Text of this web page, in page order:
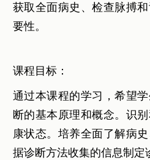
获取全面病史、检查脉搏
要性。
课程目标：
通过本课程的学习，希望
断的基本原理和概念。识
康状态。培养全面了解病
据诊断方法收集的信息制定